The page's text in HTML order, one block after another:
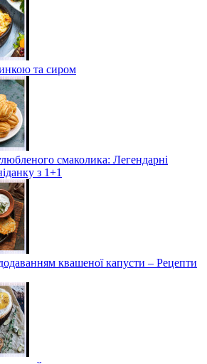
та сиром
смаколика: Легендарні
з 1+1
квашеної капусти – Рецепти